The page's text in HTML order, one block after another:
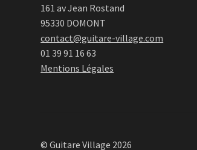
161 av Jean Rostand
95330 DOMONT
contact@guitare-village.com
01 39 91 16 63
Mentions Légales
© Guitare Village 2026